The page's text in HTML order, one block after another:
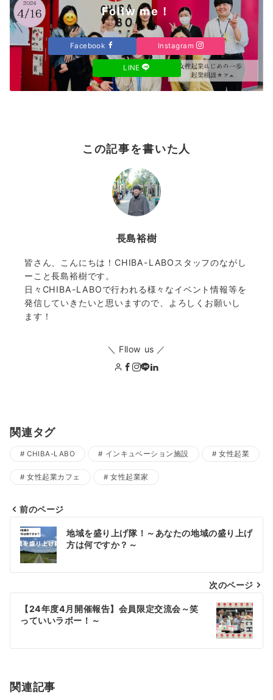
Follw me！
Facebook Instagram
LINE
この記事を書いた人
長島裕樹
皆さん、こんにちは！CHIBA-LABOスタッフのながし
ーこと長島裕樹です。
日々CHIBA-LABOで行われる様々なイベント情報等を
発信していきたいと思いますので、よろしくお願いし
ます！
＼ Fllow us ／
関連タグ
CHIBA-LABO インキュベーション施設 女性起業
女性起業カフェ 女性起業家
投
稿
ナ
ビ
シ
ン
前のページ
地域を盛り上げ隊！～あなたの地域の盛り上げ
方は何ですか？～
次のページ
【24年度4月開催報告】会員限定交流会～笑
っていいラボー！～
関連記事